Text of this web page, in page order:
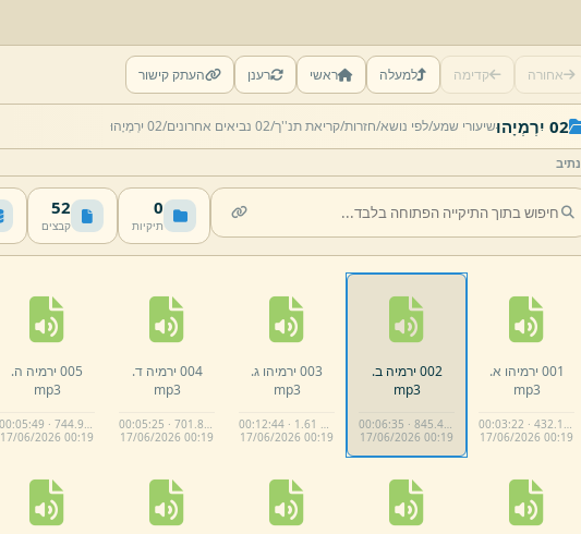
אחורה קדימה למעלה ראשי רענן העתק קישור
02 יִרְמְיָהוּ שיעורי שמע/לפי נושא/חזרות/קריאת תנ''ך/02 נביאים אחרונים/ 02 יִרְמְיָהוּ
נתיב
0
תיקיות
52
קבצים
001 ירמיהו א.
mp3
00:03:22 · 432.1 KB
17/06/2026 00:19
002 ירמיה ב.
mp3
00:06:35 · 845.4 KB
17/06/2026 00:19
003 ירמיהו ג.
mp3
00:12:44 · 1.61 MB
17/06/2026 00:19
004 ירמיה ד.
mp3
00:05:25 · 701.8 KB
17/06/2026 00:19
005 ירמיה ה.
mp3
00:05:49 · 744.9 KB
17/06/2026 00:19